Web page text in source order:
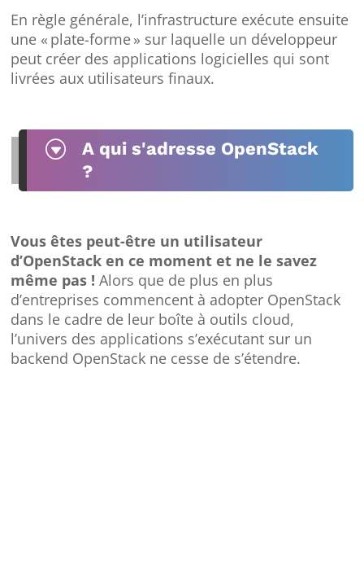
En règle générale, l’infrastructure exécute ensuite
une « plate-forme » sur laquelle un développeur
peut créer des applications logicielles qui sont
livrées aux utilisateurs finaux.
G
A qui s'adresse OpenStack
?
Vous êtes peut-être un utilisateur
d’OpenStack en ce moment et ne le savez
même pas ! Alors que de plus en plus
d’entreprises commencent à adopter OpenStack
dans le cadre de leur boîte à outils cloud,
l’univers des applications s’exécutant sur un
backend OpenStack ne cesse de s’étendre.